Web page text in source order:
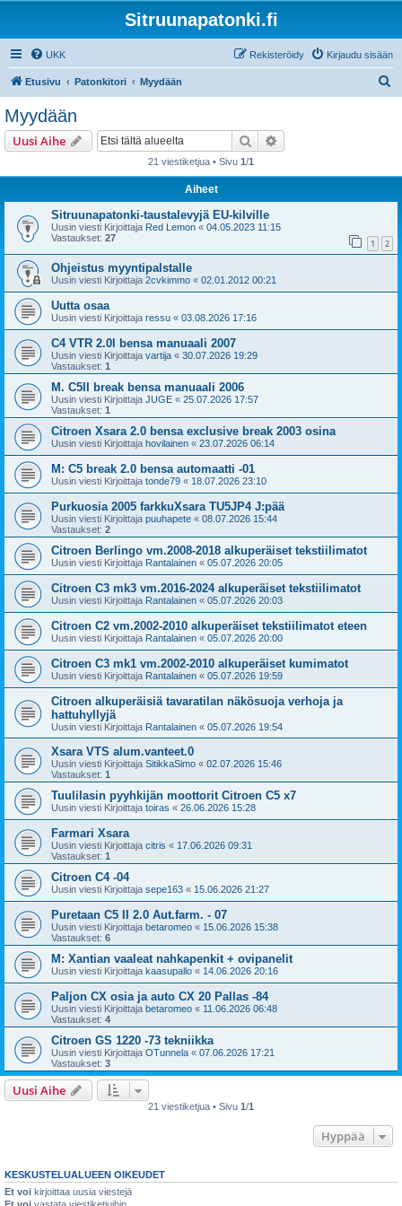
Sitruunapatonki.fi
UKK Kirjaudu sisään
Rekisteröidy
Etusivu Patonkitori Myydään
Myydään
Uusi Aihe Etsi
21 viestiketjua • Sivu 1/1
Aiheet
Sitruunapatonki-taustalevyjä EU-kilville
Uusin viesti Kirjoittaja Red Lemon « 04.05.2023 11:15
Vastaukset: 27 1 2
Ohjeistus myyntipalstalle
Uusin viesti Kirjoittaja 2cvkimmo « 02.01.2012 00:21
Uutta osaa
Uusin viesti Kirjoittaja ressu « 03.08.2026 17:16
C4 VTR 2.0l bensa manuaali 2007
Uusin viesti Kirjoittaja vartija « 30.07.2026 19:29
Vastaukset: 1
M. C5II break bensa manuaali 2006
Uusin viesti Kirjoittaja JUGE « 25.07.2026 17:57
Vastaukset: 1
Citroen Xsara 2.0 bensa exclusive break 2003 osina
Uusin viesti Kirjoittaja hovilainen « 23.07.2026 06:14
M: C5 break 2.0 bensa automaatti -01
Uusin viesti Kirjoittaja tonde79 « 18.07.2026 23:10
Purkuosia 2005 farkkuXsara TU5JP4 J:pää
Uusin viesti Kirjoittaja puuhapete « 08.07.2026 15:44
Vastaukset: 2
Citroen Berlingo vm.2008-2018 alkuperäiset tekstiilimatot
Uusin viesti Kirjoittaja Rantalainen « 05.07.2026 20:05
Citroen C3 mk3 vm.2016-2024 alkuperäiset tekstiilimatot
Uusin viesti Kirjoittaja Rantalainen « 05.07.2026 20:03
Citroen C2 vm.2002-2010 alkuperäiset tekstiilimatot eteen
Uusin viesti Kirjoittaja Rantalainen « 05.07.2026 20:00
Citroen C3 mk1 vm.2002-2010 alkuperäiset kumimatot
Uusin viesti Kirjoittaja Rantalainen « 05.07.2026 19:59
Citroen alkuperäisiä tavaratilan näkösuoja verhoja ja
hattuhyllyjä
Uusin viesti Kirjoittaja Rantalainen « 05.07.2026 19:54
Xsara VTS alum.vanteet.0
Uusin viesti Kirjoittaja SitikkaSimo « 02.07.2026 15:46
Vastaukset: 1
Tuulilasin pyyhkijän moottorit Citroen C5 x7
Uusin viesti Kirjoittaja toiras « 26.06.2026 15:28
Farmari Xsara
Uusin viesti Kirjoittaja citris « 17.06.2026 09:31
Vastaukset: 1
Citroen C4 -04
Uusin viesti Kirjoittaja sepe163 « 15.06.2026 21:27
Puretaan C5 II 2.0 Aut.farm. - 07
Uusin viesti Kirjoittaja betaromeo « 15.06.2026 15:38
Vastaukset: 6
M: Xantian vaaleat nahkapenkit + ovipanelit
Uusin viesti Kirjoittaja kaasupallo « 14.06.2026 20:16
Paljon CX osia ja auto CX 20 Pallas -84
Uusin viesti Kirjoittaja betaromeo « 11.06.2026 06:48
Vastaukset: 4
Citroen GS 1220 -73 tekniikka
Uusin viesti Kirjoittaja OTunnela « 07.06.2026 17:21
Vastaukset: 3
Uusi Aihe
21 viestiketjua • Sivu 1/1
Hyppää
KESKUSTELUALUEEN OIKEUDET
Et voi kirjoittaa uusia viestejä